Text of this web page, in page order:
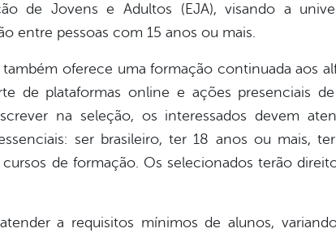
de Jovens e Adultos (EJA), visando a
entre pessoas com 15 anos ou mais.
oferece uma formação continuada aos
de plataformas online e ações presenciais de
na seleção, os interessados devem
ser brasileiro, ter 18 anos ou mais,
de formação. Os selecionados terão
a requisitos mínimos de alunos,